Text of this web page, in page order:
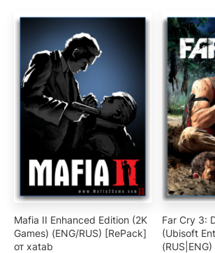
Mafia II Enhanced Edition (2K
Games) (ENG/RUS) [RePack]
от xatab
Far Cry 3:
(Ubisoft